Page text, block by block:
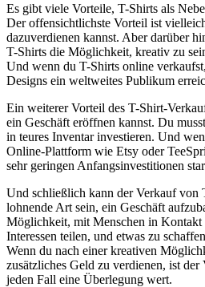
Es gibt viele Vorteile, T-Shirts als
Der offensichtlichste Vorteil ist
dazuverdienen kannst. Aber darüber
T-Shirts die Möglichkeit, kreativ zu
Und wenn du T-Shirts online
Designs ein weltweites Publikum
Ein weiterer Vorteil des T-Shirt-
ein Geschäft eröffnen kannst. Du
in teures Inventar investieren. Und
Online-Plattform wie Etsy oder
sehr geringen Anfangsinvestitionen
Und schließlich kann der Verkauf von
lohnende Art sein, ein Geschäft
Möglichkeit, mit Menschen in Kontakt
Interessen teilen, und etwas zu
Wenn du nach einer kreativen
zusätzliches Geld zu verdienen, ist
jeden Fall eine Überlegung wert.